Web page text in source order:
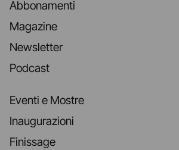
Abbonamenti
Magazine
Newsletter
Podcast
Eventi e Mostre
Inaugurazioni
Finissage